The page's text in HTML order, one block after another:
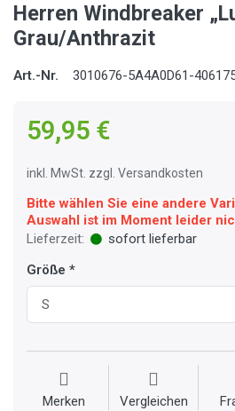
Herren Windbreaker
Grau/Anthrazit
Art.-Nr. 3010676-5A4A0D61-
59,95 €
inkl. MwSt. zzgl. Versandkosten
Bitte wählen Sie eine andere
Auswahl ist im Moment leider
Lieferzeit:
sofort lieferbar
Größe
Merken Vergleichen